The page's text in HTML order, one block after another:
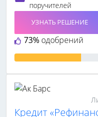
поручителей
73% одобрений
УЗНАТЬ РЕШЕНИЕ
Кредит